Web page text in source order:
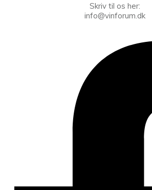
Skriv til os her:
info@vinforum.dk